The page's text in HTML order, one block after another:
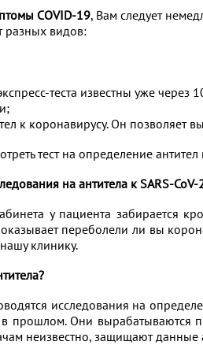
COVID-19, Вам следует
разных видов:
экспресс-теста известны уже
к коронавирусу. Он позволяет
тест на определение
на антитела к SARS-
у пациента забирается
переболели ли вы
клинику.
исследования на
прошлом. Они вырабатываются
неизвестно, защищают